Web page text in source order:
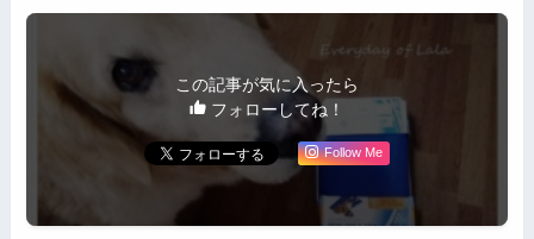
この記事が気に入ったら
フォローしてね！
Follow Me